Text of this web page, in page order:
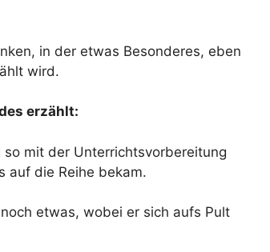
in der etwas Besonderes, eben
wird.
erzählt:
mit der Unterrichtsvorbereitung
auf die Reihe bekam.
etwas, wobei er sich aufs Pult